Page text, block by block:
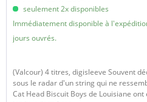
seulement 2x disponibles
Immédiatement disponible à
jours ouvrés.
(Valcour) 4 titres, digisleeve Souvent
sous le radar d'un string qui ne
Cat Head Biscuit Boys de Louisiane